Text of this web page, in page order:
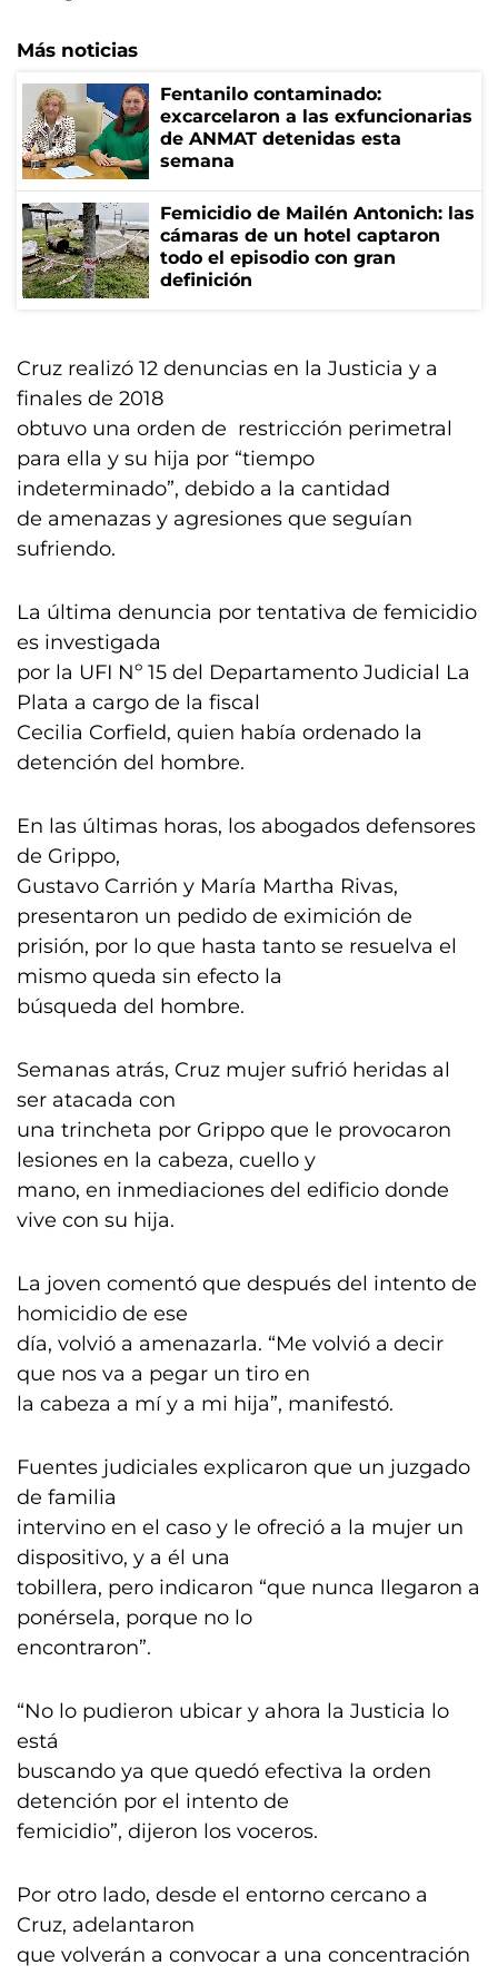
Más noticias
Fentanilo contaminado:
excarcelaron a las exfuncionarias
de ANMAT detenidas esta
semana
Femicidio de Mailén Antonich: las
cámaras de un hotel captaron
todo el episodio con gran
definición
Cruz realizó 12 denuncias en la Justicia y a
finales de 2018
obtuvo una orden de restricción perimetral
para ella y su hija por “tiempo
indeterminado”, debido a la cantidad
de amenazas y agresiones que seguían
sufriendo.
La última denuncia por tentativa de femicidio
es investigada
por la UFI Nº 15 del Departamento Judicial La
Plata a cargo de la fiscal
Cecilia Corfield, quien había ordenado la
detención del hombre.
En las últimas horas, los abogados defensores
de Grippo,
Gustavo Carrión y María Martha Rivas,
presentaron un pedido de eximición de
prisión, por lo que hasta tanto se resuelva el
mismo queda sin efecto la
búsqueda del hombre.
Semanas atrás, Cruz mujer sufrió heridas al
ser atacada con
una trincheta por Grippo que le provocaron
lesiones en la cabeza, cuello y
mano, en inmediaciones del edificio donde
vive con su hija.
La joven comentó que después del intento de
homicidio de ese
día, volvió a amenazarla. “Me volvió a decir
que nos va a pegar un tiro en
la cabeza a mí y a mi hija”, manifestó.
Fuentes judiciales explicaron que un juzgado
de familia
intervino en el caso y le ofreció a la mujer un
dispositivo, y a él una
tobillera, pero indicaron “que nunca llegaron a
ponérsela, porque no lo
encontraron”.
“No lo pudieron ubicar y ahora la Justicia lo
está
buscando ya que quedó efectiva la orden
detención por el intento de
femicidio”, dijeron los voceros.
Por otro lado, desde el entorno cercano a
Cruz, adelantaron
que volverán a convocar a una concentración